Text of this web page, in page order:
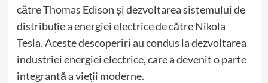
către Thomas Edison și dezvoltarea sistemului de
distribuție a energiei electrice de către Nikola
Tesla. Aceste descoperiri au condus la dezvoltarea
industriei energiei electrice, care a devenit o parte
integrantă a vieții moderne.